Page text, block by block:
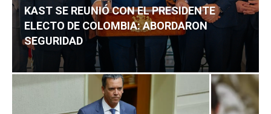
KAST SE REUNIÓ CON EL PRESIDENTE
ELECTO DE COLOMBIA: ABORDARON
SEGURIDAD